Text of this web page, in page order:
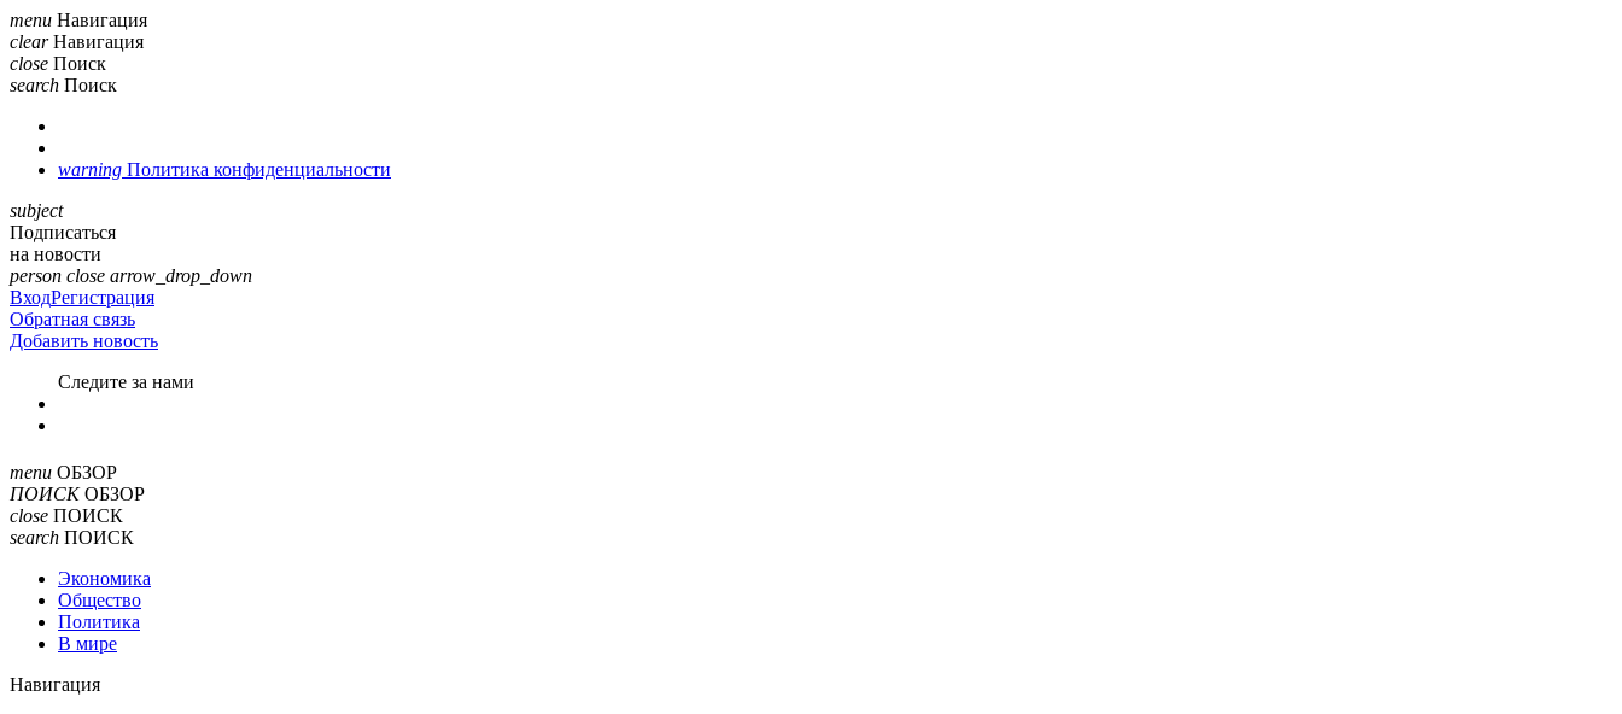
menu Навигация
clear Навигация
close Поиск
search Поиск
warning Политика конфиденциальности
subject
Подписаться
на новости
person close arrow_drop_down
ВходРегистрация
Обратная связь
Добавить новость
Cледите за нами
menu ОБЗОР
ПОИСК ОБЗОР
close ПОИСК
search ПОИСК
Экономика
Общество
Политика
В мире
Навигация